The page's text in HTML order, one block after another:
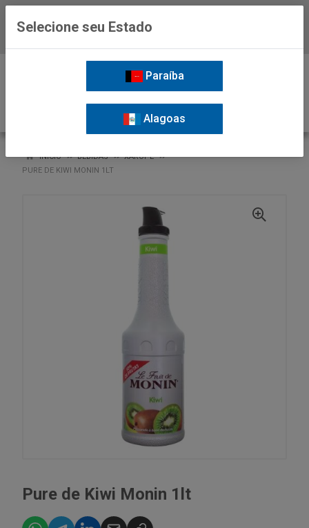
INÍCIO BEBIDAS
XAROPE
PURE DE KIWI MONIN 1LT
Pure de Kiwi Monin 1lt
Selecione seu Estado
Paraíba
Alagoas